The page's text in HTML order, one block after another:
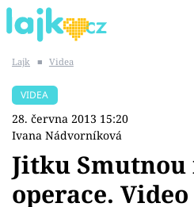
SHOPAHOLICADEL
Témata
Lajk ■ Videa
VIDEA
28. června 2013 15:20
Ivana Nádvorníková
Jitku
operace.